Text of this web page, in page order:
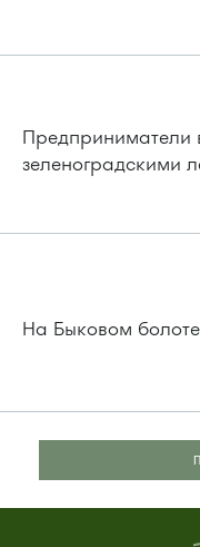
Предприниматели
зеленоградскими
На Быковом